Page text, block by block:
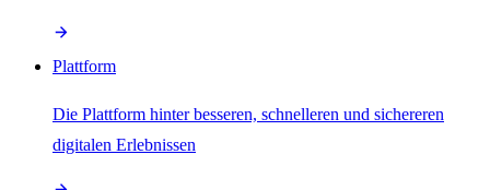
Plattform
Die Plattform hinter besseren, schnelleren und sichereren
digitalen Erlebnissen